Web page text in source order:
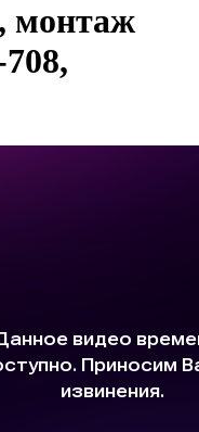
монтаж